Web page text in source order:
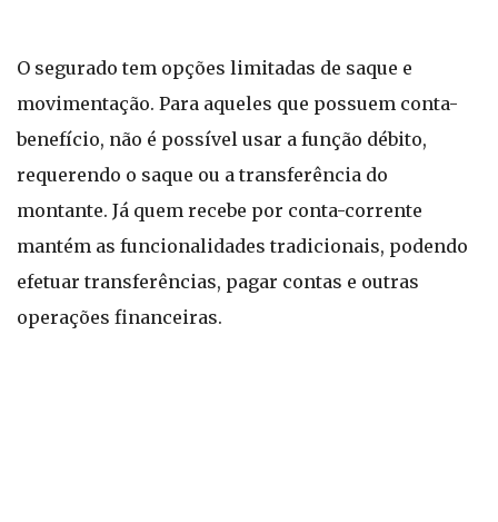
O segurado tem opções limitadas de saque e
movimentação. Para aqueles que possuem conta-
benefício, não é possível usar a função débito,
requerendo o saque ou a transferência do
montante. Já quem recebe por conta-corrente
mantém as funcionalidades tradicionais, podendo
efetuar transferências, pagar contas e outras
operações financeiras.